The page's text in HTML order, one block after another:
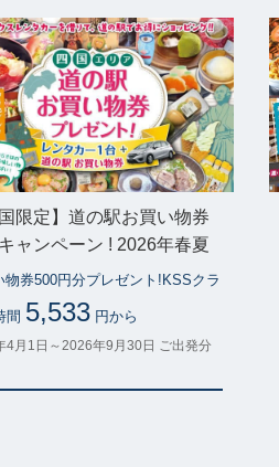
国限定】道の駅お買い物券
ャンペーン ! 2026年春夏
物券500円分プレゼント!KSSクラ
間 5,533 円から
4月1日～2026年9月30日 ご出発分